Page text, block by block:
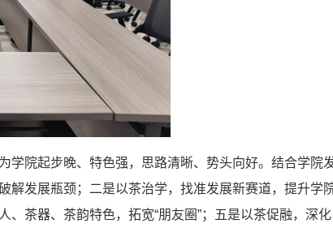
学院起步晚、特色强，思路清晰、势头向好。结合学院
解发展瓶颈；二是以茶治学，找准发展新赛道，提升学
茶器、茶韵特色，拓宽“朋友圈”；五是以茶促融，深化